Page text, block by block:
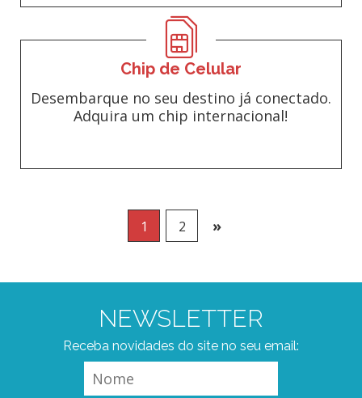
Chip de Celular
Desembarque no seu destino já conectado.
Adquira um chip internacional!
1 2 »
NEWSLETTER
Receba novidades do site no seu email: